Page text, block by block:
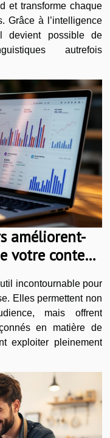
et transforme chaque
Grâce à l’intelligence
devient possible de
autrefois
améliorent-
votre contenu
incontournable pour
Elles permettent non
mais offrent
en matière de
exploiter pleinement